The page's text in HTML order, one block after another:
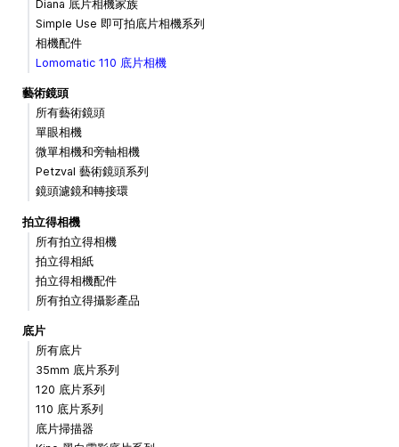
Diana 底片相機家族
Simple Use 即可拍底片相機系列
相機配件
Lomomatic 110 底片相機
藝術鏡頭
所有藝術鏡頭
單眼相機
微單相機和旁軸相機
Petzval 藝術鏡頭系列
鏡頭濾鏡和轉接環
拍立得相機
所有拍立得相機
拍立得相紙
拍立得相機配件
所有拍立得攝影產品
底片
所有底片
35mm 底片系列
120 底片系列
110 底片系列
底片掃描器